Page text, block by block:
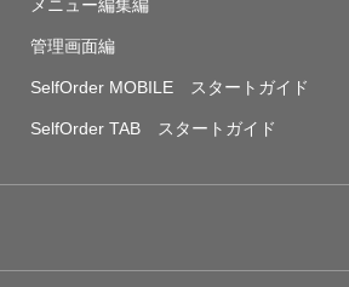
メニュー編集編
管理画面編
SelfOrder MOBILE スタートガイド
SelfOrder TAB スタートガイド